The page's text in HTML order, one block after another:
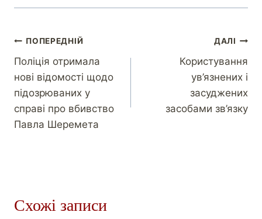
ПОПЕРЕДНІЙ
Поліція отримала
нові відомості щодо
підозрюваних у
справі про вбивство
Павла Шеремета
ДАЛІ
Користування
ув’язнених і
засуджених
засобами зв’язку
Схожі записи